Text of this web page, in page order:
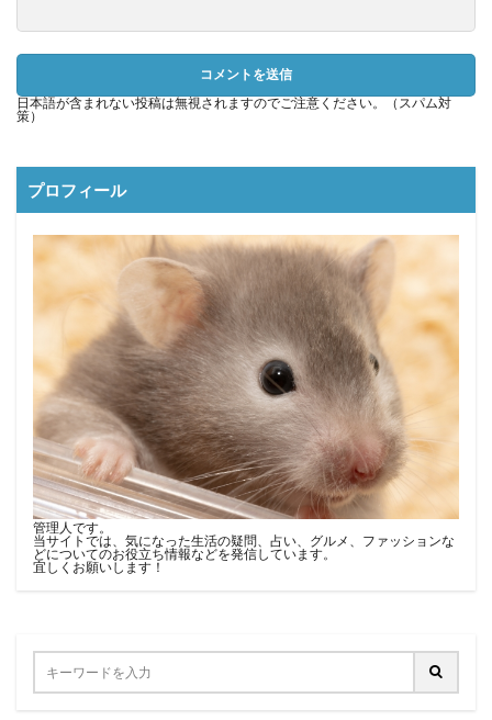
日本語が含まれない投稿は無視されますのでご注意ください。（スパム対
策）
プロフィール
管理人です。
当サイトでは、気になった生活の疑問、占い、グルメ、ファッションな
どについてのお役立ち情報などを発信しています。
宜しくお願いします！